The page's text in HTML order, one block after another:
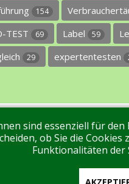
154
TEST 69 Label 59
29 expertentesten
Tags
sind essenziell für
ob Sie die
Funktionalitäten der